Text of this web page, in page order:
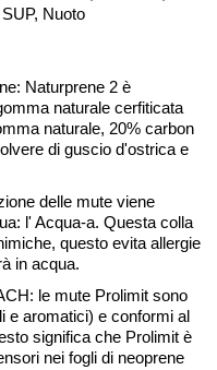
Nuoto
Naturprene 2 è
naturale cerfiticata
naturale, 20% carbon
di guscio d'ostrica e
delle mute viene
l' Acqua-a. Questa colla
questo evita allergie
in acqua.
le mute Prolimit sono
e aromatici) e conformi al
significa che Prolimit è
nei fogli di neoprene